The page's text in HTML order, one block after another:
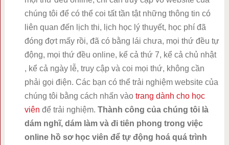
chúng tôi để có thể coi tất tần tật những thông tin có
liên quan đến lịch thi, lịch học lý thuyết, học phí đã
đóng đợt mấy rồi, đã có bằng lái chưa, mọi thứ đều tự
động, mọi thứ đều online, kể cả thứ 7, kể cả chủ nhật
, kể cả ngày lễ, truy cập và coi mọi thứ, không cần
phải gọi điện. Các bạn có thể trải nghiệm website của
chúng tôi bằng cách nhấn vào trang dành cho học
viên để trải nghiệm. Thành công của chúng tôi là
dám nghĩ, dám làm và đi tiên phong trong việc
online hồ sơ học viên để tự động hoá quá trình